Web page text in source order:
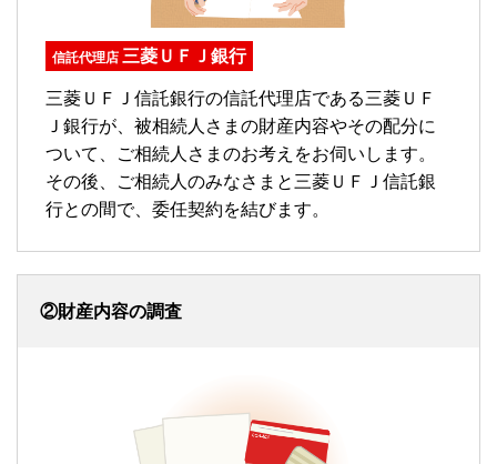
信託代理店 三菱ＵＦＪ銀行
三菱ＵＦＪ信託銀行の信託代理店である三菱ＵＦ
Ｊ銀行が、被相続人さまの財産内容やその配分に
ついて、ご相続人さまのお考えをお伺いします。
その後、ご相続人のみなさまと三菱ＵＦＪ信託銀
行との間で、委任契約を結びます。
②財産内容の調査